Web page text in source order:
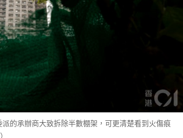
的承辦商大致拆除半數棚架，可更清楚看到火傷痕